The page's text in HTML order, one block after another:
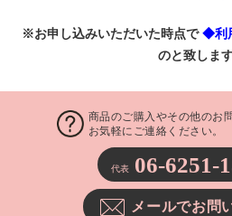
※お申し込みいただいた時点で◆利
のと致します
商品のご購入やその他のお
お気軽にご連絡ください。
代表 06-6251-
メールでお問